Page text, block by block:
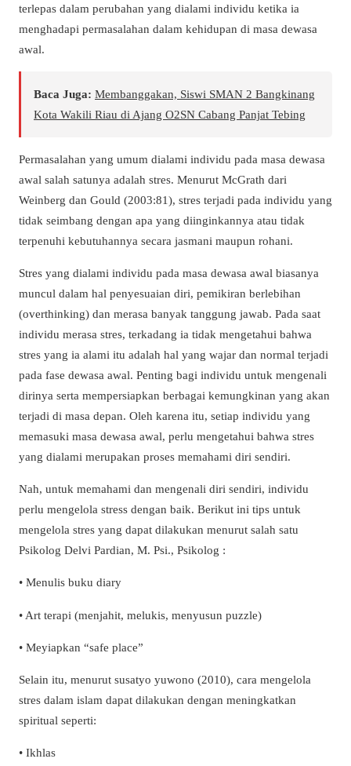
terlepas dalam perubahan yang dialami individu ketika ia
menghadapi permasalahan dalam kehidupan di masa dewasa
awal.
Baca Juga: Membanggakan, Siswi SMAN 2 Bangkinang
Kota Wakili Riau di Ajang O2SN Cabang Panjat Tebing
Permasalahan yang umum dialami individu pada masa dewasa
awal salah satunya adalah stres. Menurut McGrath dari
Weinberg dan Gould (2003:81), stres terjadi pada individu yang
tidak seimbang dengan apa yang diinginkannya atau tidak
terpenuhi kebutuhannya secara jasmani maupun rohani.
Stres yang dialami individu pada masa dewasa awal biasanya
muncul dalam hal penyesuaian diri, pemikiran berlebihan
(overthinking) dan merasa banyak tanggung jawab. Pada saat
individu merasa stres, terkadang ia tidak mengetahui bahwa
stres yang ia alami itu adalah hal yang wajar dan normal terjadi
pada fase dewasa awal. Penting bagi individu untuk mengenali
dirinya serta mempersiapkan berbagai kemungkinan yang akan
terjadi di masa depan. Oleh karena itu, setiap individu yang
memasuki masa dewasa awal, perlu mengetahui bahwa stres
yang dialami merupakan proses memahami diri sendiri.
Nah, untuk memahami dan mengenali diri sendiri, individu
perlu mengelola stress dengan baik. Berikut ini tips untuk
mengelola stres yang dapat dilakukan menurut salah satu
Psikolog Delvi Pardian, M. Psi., Psikolog :
• Menulis buku diary
• Art terapi (menjahit, melukis, menyusun puzzle)
• Meyiapkan “safe place”
Selain itu, menurut susatyo yuwono (2010), cara mengelola
stres dalam islam dapat dilakukan dengan meningkatkan
spiritual seperti:
• Ikhlas